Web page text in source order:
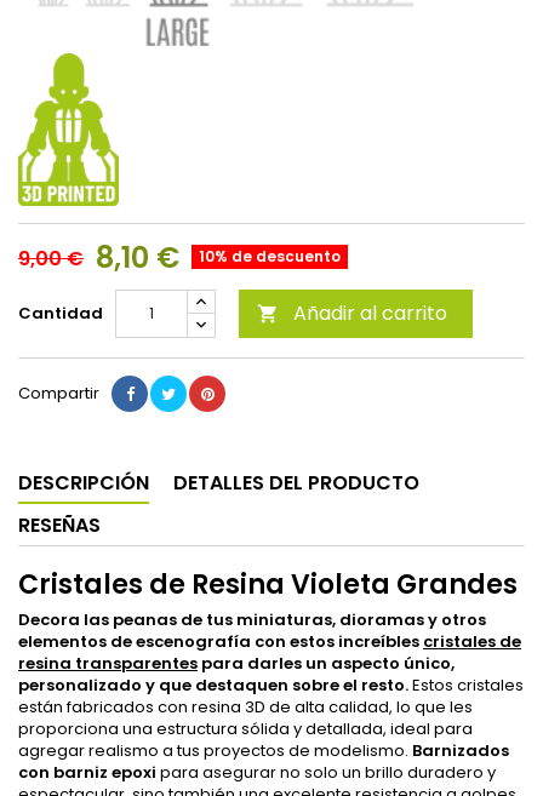
9,00 € 8,10 € 10% de descuento
Cantidad  Añadir al carrito
Compartir
DESCRIPCIÓN
DETALLES DEL PRODUCTO
RESEÑAS
Cristales de Resina Violeta Grandes
Decora las peanas de tus miniaturas, dioramas y otros
elementos de escenografía con estos increíbles cristales de
resina transparentes para darles un aspecto único,
personalizado y que destaquen sobre el resto.Estos cristales
están fabricados con resina 3D de alta calidad, lo que les
proporciona una estructura sólida y detallada, ideal para
agregar realismo a tus proyectos de modelismo. Barnizados
con barniz epoxi para asegurar no solo un brillo duradero y